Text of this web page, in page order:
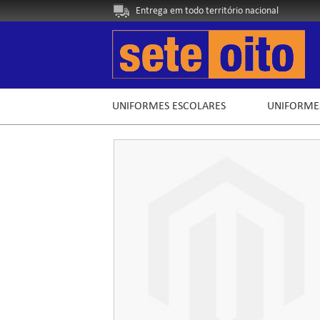
Entrega em todo território nacional
UNIFORMES ESCOLARES